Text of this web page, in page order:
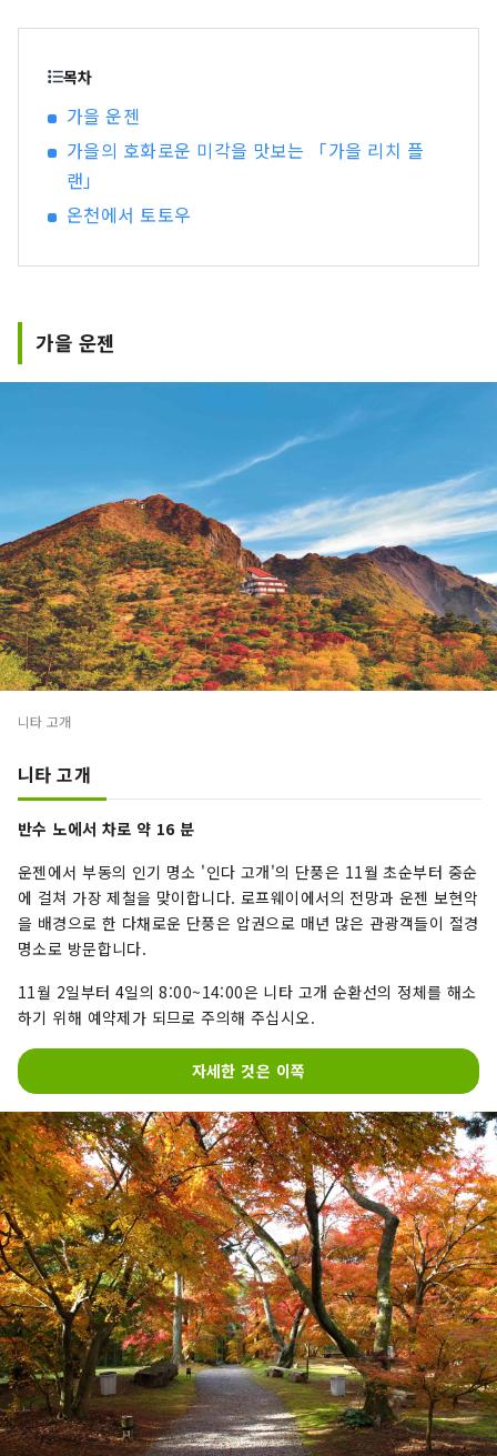
목차
가을 운젠
가을의 호화로운 미각을 맛보는 「가을 리치 플
랜」
온천에서 토토우
가을 운젠
니타 고개
니타 고개
반수 노에서 차로 약 16 분
운젠에서 부동의 인기 명소 '인다 고개'의 단풍은 11월 초순부터 중순
에 걸쳐 가장 제철을 맞이합니다. 로프웨이에서의 전망과 운젠 보현악
을 배경으로 한 다채로운 단풍은 압권으로 매년 많은 관광객들이 절경
명소로 방문합니다.
11월 2일부터 4일의 8:00~14:00은 니타 고개 순환선의 정체를 해소
하기 위해 예약제가 되므로 주의해 주십시오.
자세한 것은 이쪽